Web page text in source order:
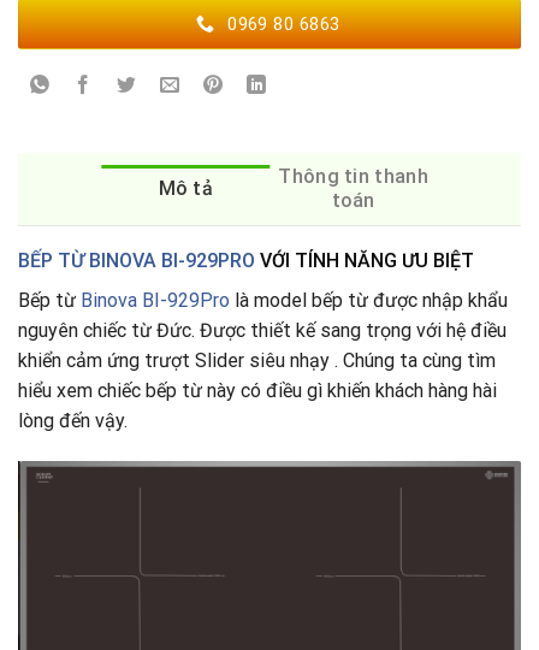
0969 80 6863
Mô tả
Thông tin thanh
toán
BẾP TỪ BINOVA BI-929PRO VỚI TÍNH NĂNG ƯU BIỆT
Bếp từ Binova BI-929Pro là model bếp từ được nhập khẩu
nguyên chiếc từ Đức. Được thiết kế sang trọng với hệ điều
khiển cảm ứng trượt Slider siêu nhạy . Chúng ta cùng tìm
hiểu xem chiếc bếp từ này có điều gì khiến khách hàng hài
lòng đến vậy.